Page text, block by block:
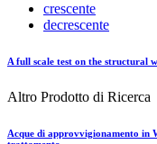
crescente
decrescente
A full scale test on the structural
Altro Prodotto di Ricerca
Acque di approvvigionamento in